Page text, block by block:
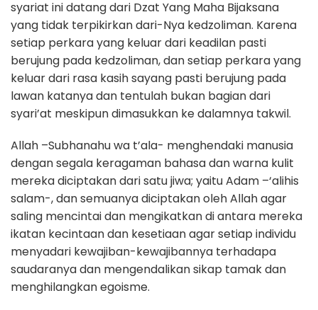
syariat ini datang dari Dzat Yang Maha Bijaksana
yang tidak terpikirkan dari-Nya kedzoliman. Karena
setiap perkara yang keluar dari keadilan pasti
berujung pada kedzoliman, dan setiap perkara yang
keluar dari rasa kasih sayang pasti berujung pada
lawan katanya dan tentulah bukan bagian dari
syari’at meskipun dimasukkan ke dalamnya takwil.
Allah –Subhanahu wa t’ala- menghendaki manusia
dengan segala keragaman bahasa dan warna kulit
mereka diciptakan dari satu jiwa; yaitu Adam –‘alihis
salam-, dan semuanya diciptakan oleh Allah agar
saling mencintai dan mengikatkan di antara mereka
ikatan kecintaan dan kesetiaan agar setiap individu
menyadari kewajiban-kewajibannya terhadapa
saudaranya dan mengendalikan sikap tamak dan
menghilangkan egoisme.